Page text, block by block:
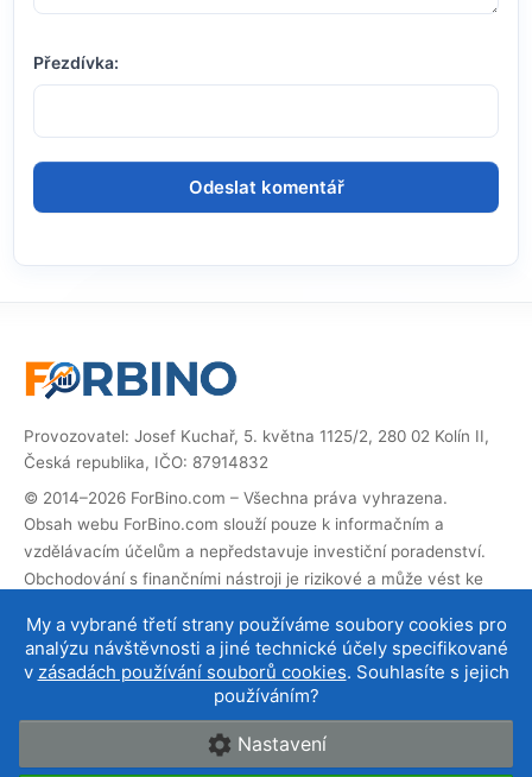
Přezdívka:
My a vybrané třetí strany používáme soubory cookies pro
analýzu návštěvnosti a jiné technické účely specifikované
v zásadách používání souborů cookies. Souhlasíte s jejich
používáním?
Nastavení
Provozovatel: Josef Kuchař, 5. května 1125/2, 280 02 Kolín II,
Česká republika, IČO: 87914832
© 2014–2026 ForBino.com – Všechna práva vyhrazena.
Obsah webu ForBino.com slouží pouze k informačním a
vzdělávacím účelům a nepředstavuje investiční poradenství.
Obchodování s finančními nástroji je rizikové a může vést ke
Web obsahuje partnerské (affiliate) odkazy. Pokud přes ně
provedete registraci, obdržíme provizi, díky které můžeme web
provozovat a dále rozvíjet. Na cenu služby pro vás to nemá
O nás | Kontakt | Podmínky používání | Cookies a